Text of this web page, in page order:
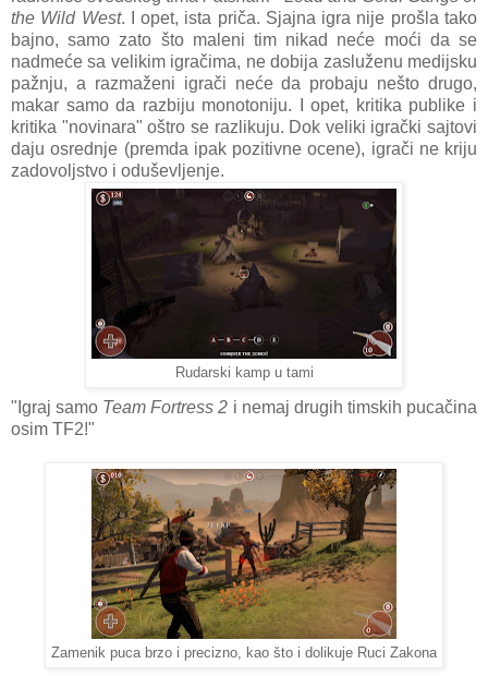
the Wild West. I opet, ista priča. Sjajna igra nije prošla tako
bajno, samo zato što maleni tim nikad neće moći da se
nadmeće sa velikim igračima, ne dobija zasluženu medijsku
pažnju, a razmaženi igrači neće da probaju nešto drugo,
makar samo da razbiju monotoniju. I opet, kritika publike i
kritika "novinara" oštro se razlikuju. Dok veliki igrački sajtovi
daju osrednje (premda ipak pozitivne ocene), igrači ne kriju
zadovoljstvo i oduševljenje.
Rudarski kamp u tami
"Igraj samo Team Fortress 2 i nemaj drugih timskih pucačina
osim TF2!"
Zamenik puca brzo i precizno, kao što i dolikuje Ruci Zakona